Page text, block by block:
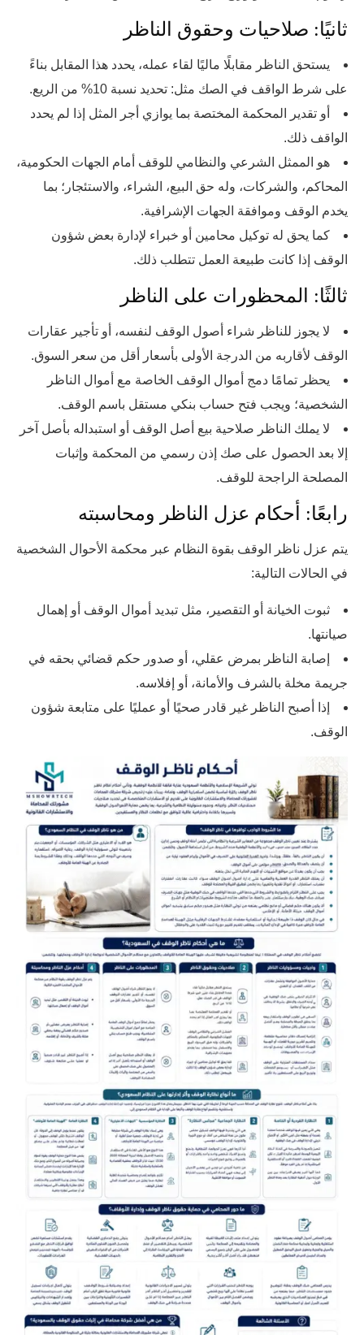
ثانيًا: صلاحيات وحقوق الناظر
يستحق الناظر مقابلًا ماليًا لقاء عمله، يحدد هذا المقابل بناءً
على شرط الواقف في الصك مثل: تحديد نسبة 10% من الريع.
أو تقدير المحكمة المختصة بما يوازي أجر المثل إذا لم يحدد
الواقف ذلك.
هو الممثل الشرعي والنظامي للوقف أمام الجهات الحكومية،
المحاكم، والشركات، وله حق البيع، الشراء، والاستئجار؛ بما
يخدم الوقف وموافقة الجهات الإشرافية.
كما يحق له توكيل محامين أو خبراء لإدارة بعض شؤون
الوقف إذا كانت طبيعة العمل تتطلب ذلك.
ثالثًا: المحظورات على الناظر
لا يجوز للناظر شراء أصول الوقف لنفسه، أو تأجير عقارات
الوقف لأقاربه من الدرجة الأولى بأسعار أقل من سعر السوق.
يحظر تمامًا دمج أموال الوقف الخاصة مع أموال الناظر
الشخصية؛ ويجب فتح حساب بنكي مستقل باسم الوقف.
لا يملك الناظر صلاحية بيع أصل الوقف أو استبداله بأصل آخر
إلا بعد الحصول على صك إذن رسمي من المحكمة وإثبات
المصلحة الراجحة للوقف.
رابعًا: أحكام عزل الناظر ومحاسبته
يتم عزل ناظر الوقف بقوة النظام عبر محكمة الأحوال الشخصية
في الحالات التالية:
ثبوت الخيانة أو التقصير، مثل تبديد أموال الوقف أو إهمال
صيانتها.
إصابة الناظر بمرض عقلي، أو صدور حكم قضائي بحقه في
جريمة مخلة بالشرف والأمانة، أو إفلاسه.
إذا أصبح الناظر غير قادر صحيًا أو عمليًا على متابعة شؤون
الوقف.